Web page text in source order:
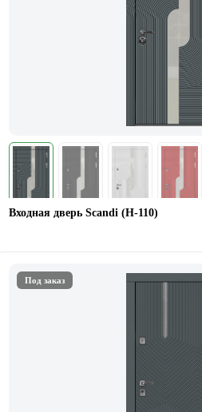
Входная дверь Scandi (Н-110)
Под заказ